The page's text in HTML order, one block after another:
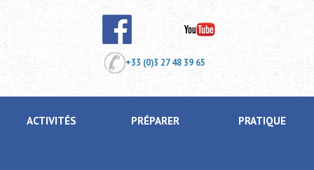
+33 (0)3 27 48 39 65
ACTIVITÉS PRÉPARER PRATIQUE